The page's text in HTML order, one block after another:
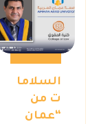
السلاما
ت من
“عمان